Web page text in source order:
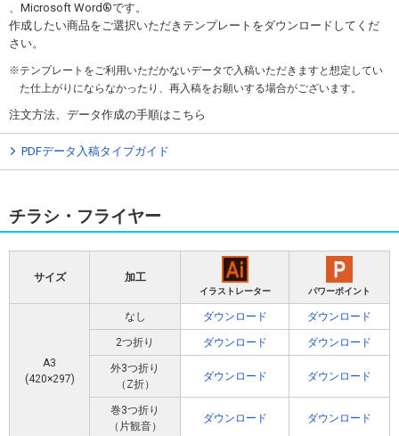
、Microsoft Word®です。
作成したい商品をご選択いただきテンプレートをダウンロードしてくだ
さい。
テンプレートをご利用いただかないデータで入稿いただきますと想定してい
た仕上がりにならなかったり、再入稿をお願いする場合がございます。
注文方法、データ作成の手順はこちら
PDFデータ入稿タイプガイド
チラシ・フライヤー
サイズ 加工
イラストレーター パワーポイント
A3
(420×297)
なし ダウンロード ダウンロード
2つ折り ダウンロード ダウンロード
外3つ折り
（Z折）
ダウンロード ダウンロード
巻3つ折り
（片観音）
ダウンロード ダウンロード